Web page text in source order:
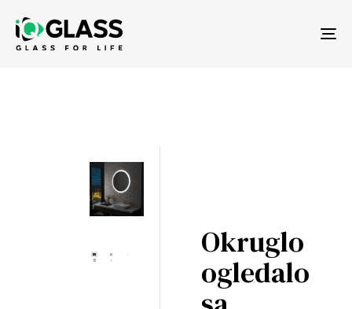
Okruglo
ogledalo